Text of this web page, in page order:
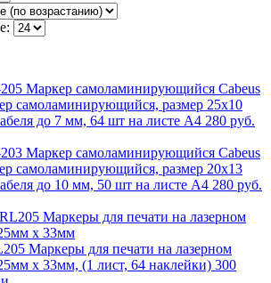
Cabeus
самоламинирующийся, размер 25х10
до 7 мм, 64 шт на листе А4 280 руб.
Cabeus
самоламинирующийся, размер 20х13
до 10 мм, 50 шт на листе А4 280 руб.
Маркеры для печати на лазерном
х 33мм, (1 лист, 64 наклейки) 300